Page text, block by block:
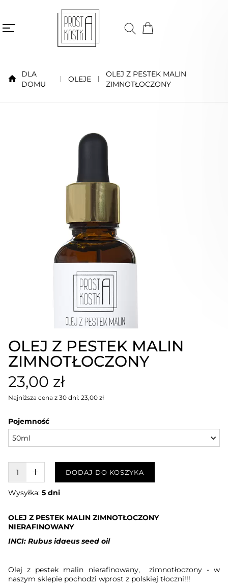
DLA
DOMU
OLEJE
OLEJ Z PESTEK MALIN
ZIMNOTŁOCZONY
OLEJ Z PESTEK MALIN
ZIMNOTŁOCZONY
23,00 zł
Najniższa cena z 30 dni: 23,00 zł
Pojemność
50ml
W KOSZYKU :)DODAJ DO KOSZYKA
Wysyłka:5 dni
OLEJ Z PESTEK MALIN ZIMNOTŁOCZONY
NIERAFINOWANY
INCI: Rubus idaeus seed oil
Olej z pestek malin nierafinowany,
zimnotłoczony - w
naszym sklepie pochodzi wprost z polskiej tłoczni!!!